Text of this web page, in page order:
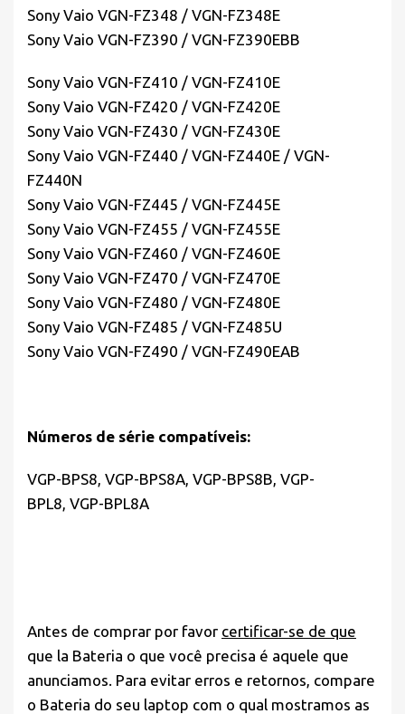
Sony Vaio VGN-FZ348 / VGN-FZ348E
Sony Vaio VGN-FZ390 / VGN-FZ390EBB
Sony Vaio VGN-FZ410 / VGN-FZ410E
Sony Vaio VGN-FZ420 / VGN-FZ420E
Sony Vaio VGN-FZ430 / VGN-FZ430E
Sony Vaio VGN-FZ440 / VGN-FZ440E / VGN-
FZ440N
Sony Vaio VGN-FZ445 / VGN-FZ445E
Sony Vaio VGN-FZ455 / VGN-FZ455E
Sony Vaio VGN-FZ460 / VGN-FZ460E
Sony Vaio VGN-FZ470 / VGN-FZ470E
Sony Vaio VGN-FZ480 / VGN-FZ480E
Sony Vaio VGN-FZ485 / VGN-FZ485U
Sony Vaio VGN-FZ490 / VGN-FZ490EAB
Números de série compatíveis:
VGP-BPS8, VGP-BPS8A, VGP-BPS8B, VGP-
BPL8, VGP-BPL8A
Antes de comprar por favor certificar-se de que
que la Bateria o que você precisa é aquele que
anunciamos. Para evitar erros e retornos, compare
o Bateria do seu laptop com o qual mostramos as